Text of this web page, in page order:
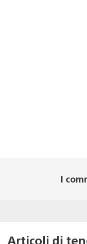
I
Articoli di